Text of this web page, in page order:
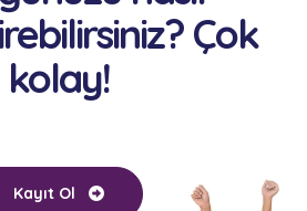
Çok
kolay!
Kayıt Ol